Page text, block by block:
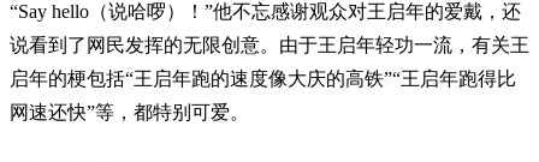
“Say hello（说哈啰）！”他不忘感谢观众对王启年的爱戴，还
说看到了网民发挥的无限创意。由于王启年轻功一流，有关王
启年的梗包括“王启年跑的速度像大庆的高铁”“王启年跑得比
网速还快”等，都特别可爱。